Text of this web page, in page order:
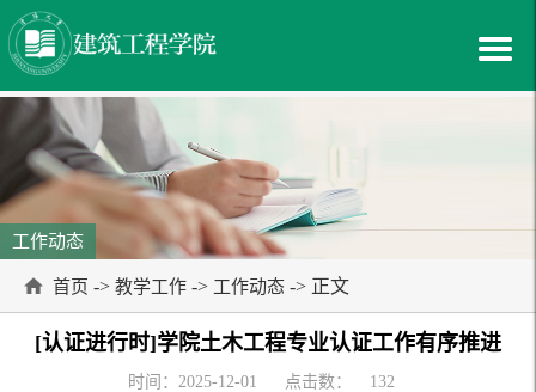
工作动态
首页 -> 教学工作 -> 工作动态 -> 正文
[认证进行时]学院土木工程专业认证工作有序推进
时间：2025-12-01 点击数： 132